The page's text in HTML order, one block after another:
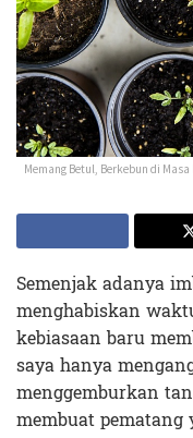
Memang Betul, Berkebun di
Semenjak adanya
menghabiskan
kebiasaan baru
saya hanya
menggemburkan
membuat